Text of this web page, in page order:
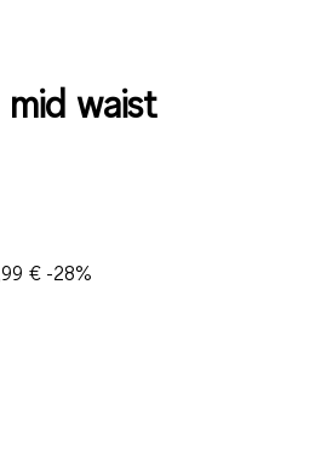
waist
€-28%